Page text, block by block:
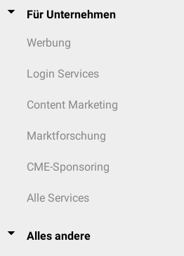
Für Unternehmen
Werbung
Login Services
Content Marketing
Marktforschung
CME-Sponsoring
Alle Services
Alles andere